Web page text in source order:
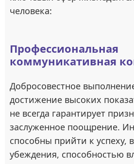
человека:
Профессиональная
коммуникативная
Добросовестное
достижение высоких
не всегда гарантирует
заслуженное поощрение.
способны прийти к успеху,
убеждения, способностью